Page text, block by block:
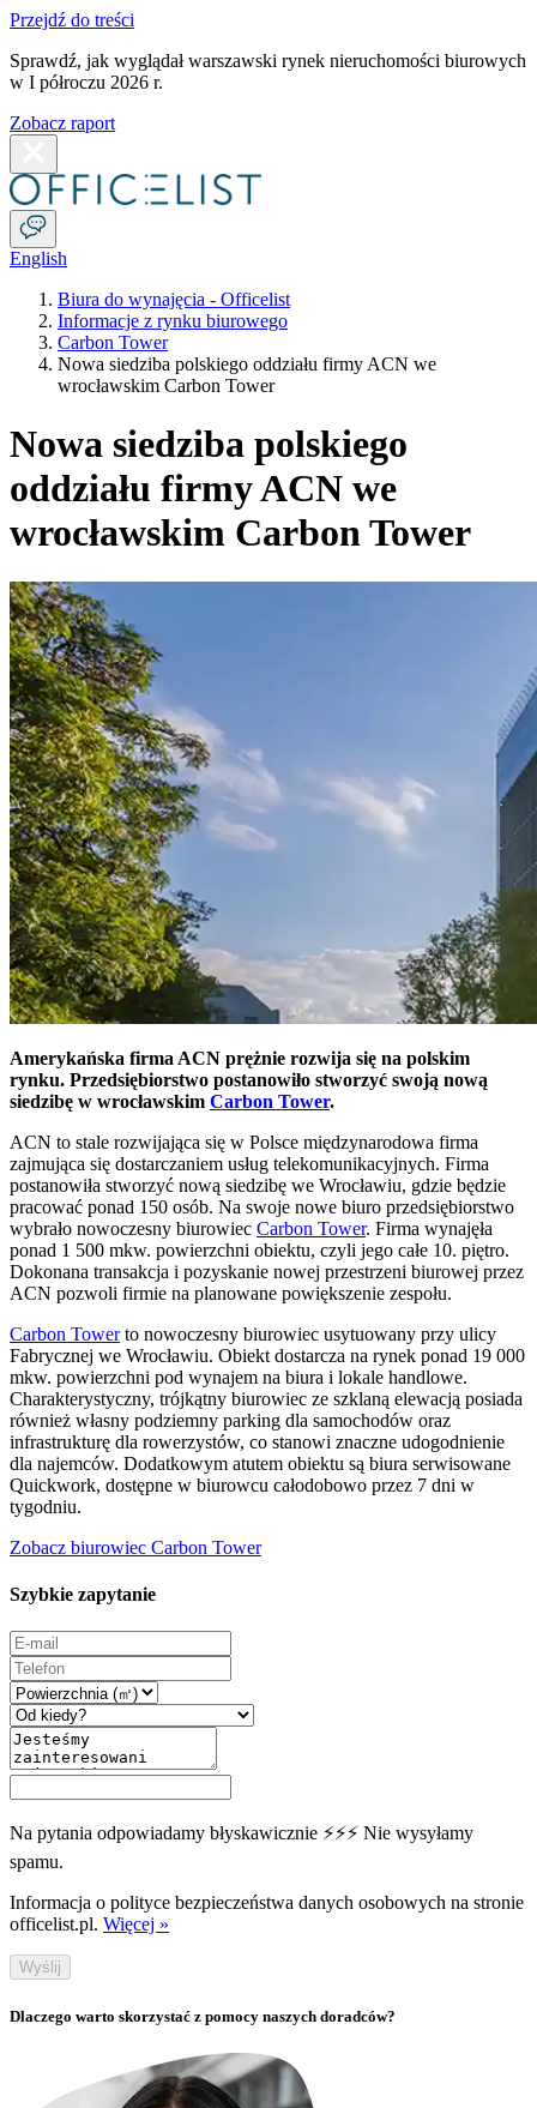
Przejdź do treści
Sprawdź, jak wyglądał warszawski rynek nieruchomości biurowych
w I półroczu 2026 r.
Zobacz raport
English
Biura do wynajęcia - Officelist
Informacje z rynku biurowego
Carbon Tower
Nowa siedziba polskiego oddziału firmy ACN we
wrocławskim Carbon Tower
Nowa siedziba polskiego
oddziału firmy ACN we
wrocławskim Carbon Tower
Amerykańska firma ACN prężnie rozwija się na polskim
rynku. Przedsiębiorstwo postanowiło stworzyć swoją nową
siedzibę w wrocławskim Carbon Tower.
ACN to stale rozwijająca się w Polsce międzynarodowa firma
zajmująca się dostarczaniem usług telekomunikacyjnych. Firma
postanowiła stworzyć nową siedzibę we Wrocławiu, gdzie będzie
pracować ponad 150 osób. Na swoje nowe biuro przedsiębiorstwo
wybrało nowoczesny biurowiec Carbon Tower. Firma wynajęła
ponad 1 500 mkw. powierzchni obiektu, czyli jego całe 10. piętro.
Dokonana transakcja i pozyskanie nowej przestrzeni biurowej przez
ACN pozwoli firmie na planowane powiększenie zespołu.
Carbon Towerto nowoczesny biurowiec usytuowany przy ulicy
Fabrycznej we Wrocławiu. Obiekt dostarcza na rynek ponad 19 000
mkw. powierzchni pod wynajem na biura i lokale handlowe.
Charakterystyczny, trójkątny biurowiec ze szklaną elewacją posiada
również własny podziemny parking dla samochodów oraz
infrastrukturę dla rowerzystów, co stanowi znaczne udogodnienie
dla najemców. Dodatkowym atutem obiektu są biura serwisowane
Quickwork, dostępne w biurowcu całodobowo przez 7 dni w
tygodniu.
Zobacz biurowiec Carbon Tower
Szybkie zapytanie
Na pytania odpowiadamy błyskawicznie ⚡⚡⚡ Nie wysyłamy
spamu.
Informacja o polityce bezpieczeństwa danych osobowych na stronie
officelist.pl. Więcej »
Wyślij
Dlaczego warto skorzystać z pomocy naszych doradców?